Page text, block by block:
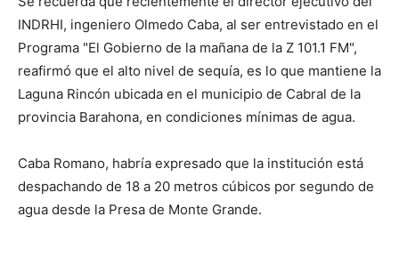
INDRHI, ingeniero Olmedo Caba, al ser entrevistado en el
Programa "El Gobierno de la mañana de la Z 101.1 FM",
reafirmó que el alto nivel de sequía, es lo que mantiene la
Laguna Rincón ubicada en el municipio de Cabral de la
provincia Barahona, en condiciones mínimas de agua.
Caba Romano, habría expresado que la institución está
despachando de 18 a 20 metros cúbicos por segundo de
agua desde la Presa de Monte Grande.